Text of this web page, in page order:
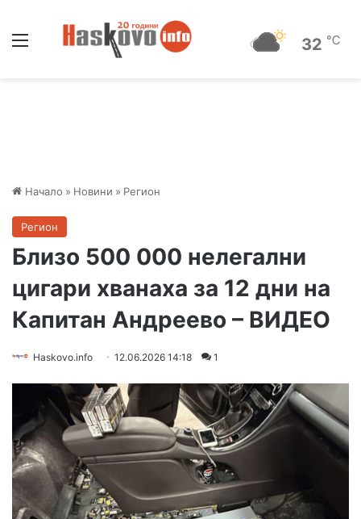
32 ℃
Начало » Новини » Регион
Регион
Близо 500 000 нелегални
цигари хванаха за 12 дни на
Капитан Андреево – ВИДЕО
Haskovo.info 12.06.2026 14:18 1